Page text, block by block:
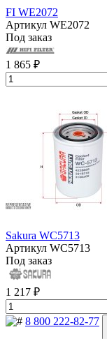
FI WE2072
Артикул WE2072
Под заказ
1 865 ₽
Sakura WC5713
Артикул WC5713
Под заказ
1 217 ₽
8 800 222-82-77